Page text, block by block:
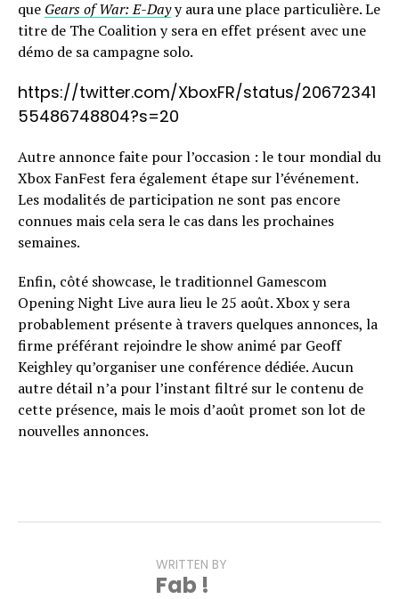
que Gears of War: E-Dayy aura une place particulière. Le
titre de The Coalition y sera en effet présent avec une
démo de sa campagne solo.
https://twitter.com/XboxFR/status/20672341
55486748804?s=20
Autre annonce faite pour l’occasion : le tour mondial du
Xbox FanFest fera également étape sur l’événement.
Les modalités de participation ne sont pas encore
connues mais cela sera le cas dans les prochaines
semaines.
Enfin, côté showcase, le traditionnel Gamescom
Opening Night Live aura lieu le 25 août. Xbox y sera
probablement présente à travers quelques annonces, la
firme préférant rejoindre le show animé par Geoff
Keighley qu’organiser une conférence dédiée. Aucun
autre détail n’a pour l’instant filtré sur le contenu de
cette présence, mais le mois d’août promet son lot de
nouvelles annonces.
WRITTEN BY
Fab !